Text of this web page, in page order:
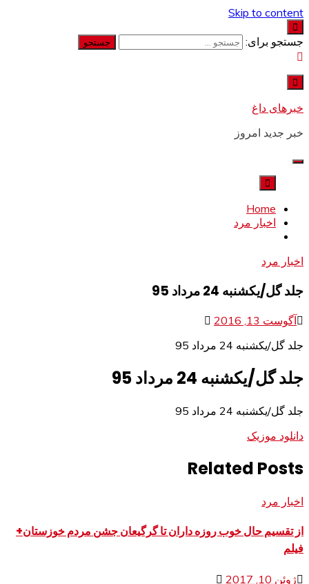
Skip to content
جستجو برای:
خبرهای داغ
خبر جدید امروز
Home
اخبار مرد
اخبار مرد
جلد گل/یکشنبه 24 مرداد 95
آگوست 13, 2016
جلد گل/یکشنبه 24 مرداد 95
جلد گل/یکشنبه 24 مرداد 95
جلد گل/یکشنبه 24 مرداد 95
دانلود موزیک
Related Posts
اخبار مرد
از تقسیم حال خوب روزه داران تا گرگیعان جشن مردم خوزستان+
فیلم
ژوئن 10, 2017